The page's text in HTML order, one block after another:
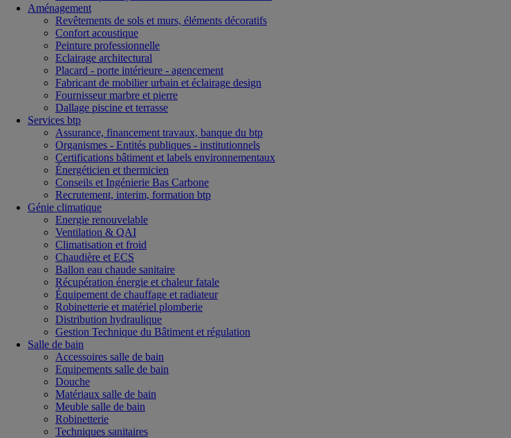
Aménagement
Revêtements de sols et murs, éléments décoratifs
Confort acoustique
Peinture professionnelle
Eclairage architectural
Placard - porte intérieure - agencement
Fabricant de mobilier urbain et éclairage design
Fournisseur marbre et pierre
Dallage piscine et terrasse
Services btp
Assurance, financement travaux, banque du btp
Organismes - Entités publiques - institutionnels
Certifications bâtiment et labels environnementaux
Énergéticien et thermicien
Conseils et Ingénierie Bas Carbone
Recrutement, interim, formation btp
Génie climatique
Energie renouvelable
Ventilation & QAI
Climatisation et froid
Chaudière et ECS
Ballon eau chaude sanitaire
Récupération énergie et chaleur fatale
Équipement de chauffage et radiateur
Robinetterie et matériel plomberie
Distribution hydraulique
Gestion Technique du Bâtiment et régulation
Salle de bain
Accessoires salle de bain
Equipements salle de bain
Douche
Matériaux salle de bain
Meuble salle de bain
Robinetterie
Techniques sanitaires